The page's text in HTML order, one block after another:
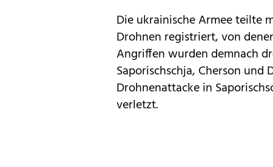
Die ukrainische Armee teilte
Drohnen registriert, von
Angriffen wurden demnach
Saporischschja, Cherson
Drohnenattacke in
verletzt.